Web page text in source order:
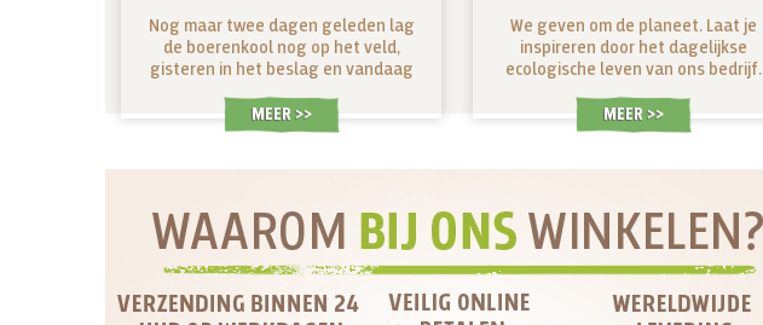
boerenkoolchips uit het
seizoen, ze zijn er!
Nog maar twee dagen geleden lag
de boerenkool nog op het veld,
gisteren in het beslag en vandaag
boerenkoolchips die je kunt vinden.
MEER >
die tellen
We geven om de planeet. Laat je
inspireren door het dagelijkse
ecologische leven van ons bedrijf.
MEER >